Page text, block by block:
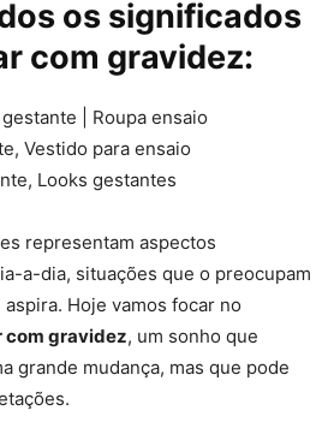
os significados
com gravidez:
representam aspectos
a-dia, situações que o preocupam
Hoje vamos focar no
com gravidez, um sonho que
grande mudança, mas que pode